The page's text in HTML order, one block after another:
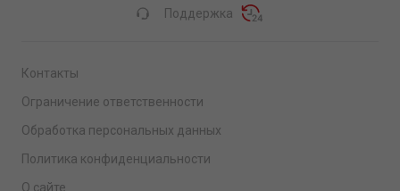
Поддержка
Контакты
Ограничение ответственности
Обработка персональных данных
Политика конфиденциальности
О сайте